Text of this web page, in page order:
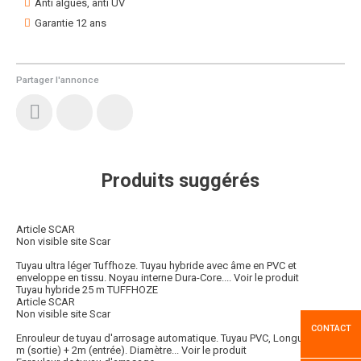
Anti algues, anti UV
Garantie 12 ans
Partager l'annonce
Produits suggérés
Article SCAR
Non visible site Scar
Tuyau ultra léger Tuffhoze. Tuyau hybride avec âme en PVC et
enveloppe en tissu. Noyau interne Dura-Core.... Voir le produit
Tuyau hybride 25 m TUFFHOZE
Article SCAR
Non visible site Scar
Enrouleur de tuyau d'arrosage automatique. Tuyau PVC, Longueur : 20
m (sortie) + 2m (entrée). Diamètre... Voir le produit
CONTACT